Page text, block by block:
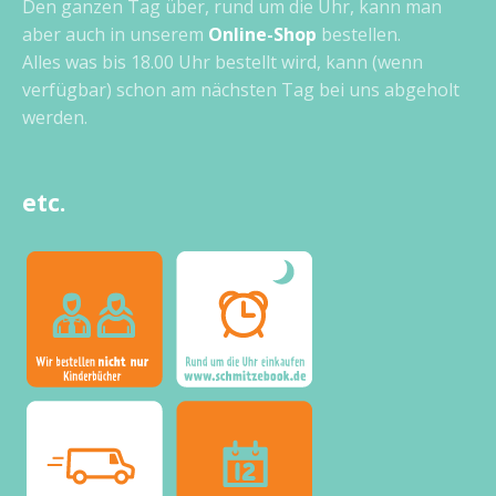
Den ganzen Tag über, rund um die Uhr, kann man
aber auch in unserem Online-Shop bestellen.
Alles was bis 18.00 Uhr bestellt wird, kann (wenn
verfügbar) schon am nächsten Tag bei uns abgeholt
werden.
etc.